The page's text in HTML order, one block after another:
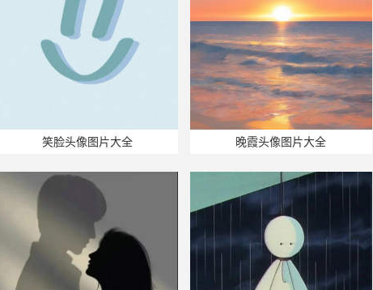
笑脸头像图片大全 晚霞头像图片大全